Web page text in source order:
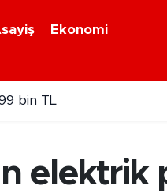
Ekonomi
bin TL
bulundu
elektrik